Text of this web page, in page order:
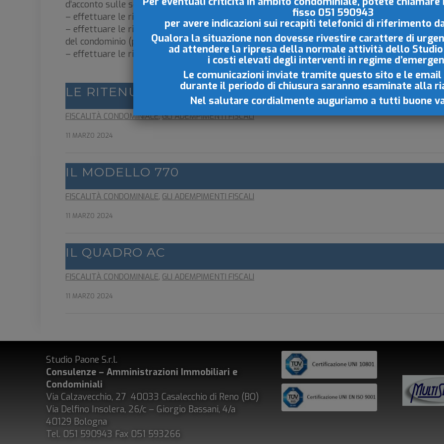
d’acconto sulle somme erogate a taluni soggetti:
– effettuare le ritenute d’acconto sulle somme erogate ai dipendenti condominiali (per
– effettuare le ritenute d’acconto sulle somme rogate ai lavoratori autonomi che effettuino
del condominio (per esempio professionisti).
– effettuare le ritenute d’acconto sulle somme erogate allo stesso amministratore.
LE RITENUTE D’ACCONTO
FISCALITÀ CONDOMINIALE,GLI ADEMPIMENTI FISCALI
11 MARZO 2024
IL MODELLO 770
FISCALITÀ CONDOMINIALE, GLI ADEMPIMENTI FISCALI
11 MARZO 2024
IL QUADRO AC
FISCALITÀ CONDOMINIALE, GLI ADEMPIMENTI FISCALI
11 MARZO 2024
Studio Paone S.r.l.
Consulenze – Amministrazioni Immobiliari e
Condominiali
Via Calzavecchio, 27 40033 Casalecchio di Reno (BO)
Via Delfino Insolera, 26/c – Giorgio Bassani, 4/a
40129 Bologna
Tel. 051 590943 Fax 051 593266
fisso 051 590943
per avere indicazioni sui recapiti telefonici di riferimento
Qualora la situazione non dovesse rivestire carattere di
ad attendere la ripresa della normale attività dello
i costi elevati degli interventi in regime
Le comunicazioni inviate tramite questo sito e le
durante il periodo di chiusura saranno esaminate alla
Nel salutare cordialmente auguriamo a tutti buone